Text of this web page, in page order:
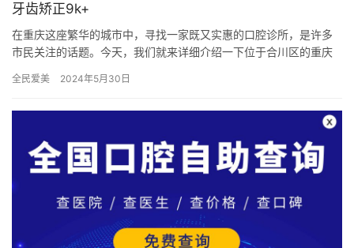
牙齿矫正9k+
在重庆这座繁华的城市中，寻找一家既又实惠的口腔诊所，是许多
市民关注的话题。今天，我们就来详细介绍一下位于合川区的重庆
别是针…
全民爱美 2024年5月30日